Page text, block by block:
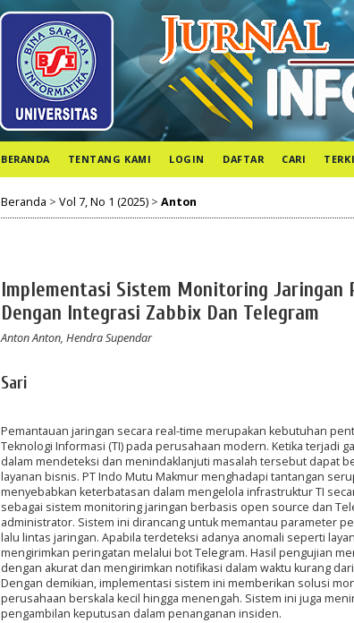
BERANDA TENTANG KAMI LOGIN DAFTAR CARI
Beranda > Vol 7, No 1 (2025) > Anton
Implementasi Sistem Monitoring Jaringan
Dengan Integrasi Zabbix Dan Telegram
Anton Anton, Hendra Supendar
Sari
Pemantauan jaringan secara real-time merupakan kebutuhan
Teknologi Informasi (TI) pada perusahaan modern. Ketika terjadi
dalam mendeteksi dan menindaklanjuti masalah tersebut dapat
layanan bisnis. PT Indo Mutu Makmur menghadapi tantangan
menyebabkan keterbatasan dalam mengelola infrastruktur TI
sebagai sistem monitoring jaringan berbasis open source dan
administrator. Sistem ini dirancang untuk memantau parameter
lalu lintas jaringan. Apabila terdeteksi adanya anomali seperti
mengirimkan peringatan melalui bot Telegram. Hasil pengujian
dengan akurat dan mengirimkan notifikasi dalam waktu kurang
Dengan demikian, implementasi sistem ini memberikan solusi
perusahaan berskala kecil hingga menengah. Sistem ini juga
pengambilan keputusan dalam penanganan insiden.